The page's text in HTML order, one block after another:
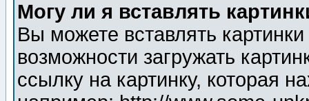
Могу ли я вставлять
Вы можете вставлять
возможности загружать
ссылку на картинку, которая